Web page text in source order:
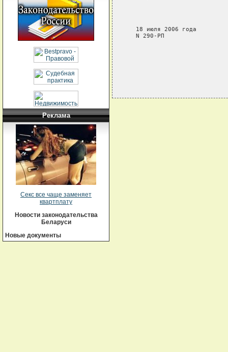
Реклама
Секс все чаще заменяет
квартплату
Новости законодательства
Беларуси
Новые документы
   18 июля 2006 года
   N 290-РП